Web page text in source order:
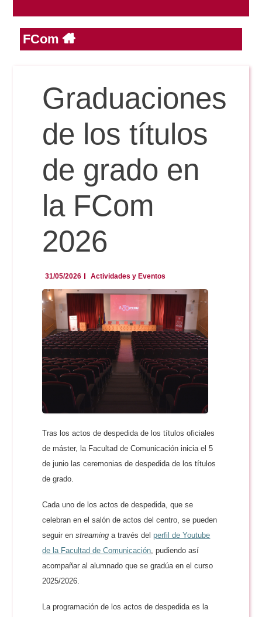
Reservas
Periodismo
Publicidad y RR.PP
Periodismo
Publicidad y RR.PP
Comunicación Audiovisual
Doble Grado PER/CAV
Secretaría Virtual
#miTFG
#YoPractico
Boletines
FCom
Graduaciones
de los títulos
de grado en
la FCom
2026
31/05/2026 Actividades y Eventos
Tras los actos de despedida de los títulos oficiales
de máster, la Facultad de Comunicación inicia el 5
de junio las ceremonias de despedida de los títulos
de grado.
Cada uno de los actos de despedida, que se
celebran en el salón de actos del centro, se pueden
seguir enstreaming a través delperfil de Youtube
de la Facultad de Comunicación, pudiendo así
acompañar al alumnado que se gradúa en el curso
2025/2026.
La programación de los actos de despedida es la